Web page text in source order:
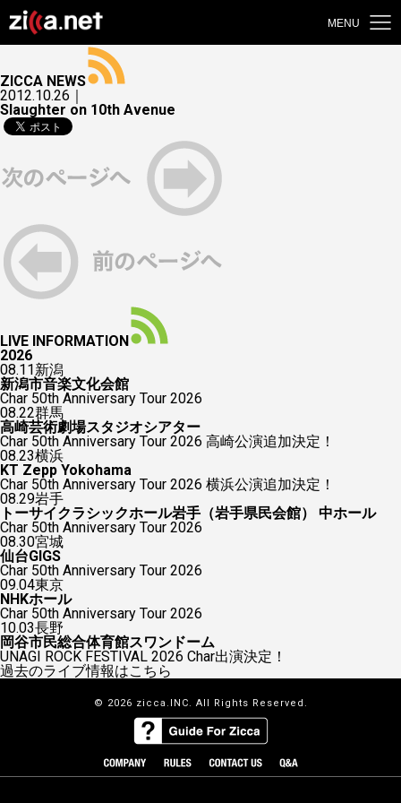
MENU
ZICCA NEWS
2012.10.26｜
Slaughter on 10th Avenue
LIVE INFORMATION
2026
08.11新潟
新潟市音楽文化会館
Char 50th Anniversary Tour 2026
08.22群馬
高崎芸術劇場スタジオシアター
Char 50th Anniversary Tour 2026 高崎公演追加決定！
08.23横浜
KT Zepp Yokohama
Char 50th Anniversary Tour 2026 横浜公演追加決定！
08.29岩手
トーサイクラシックホール岩手（岩手県民会館） 中ホール
Char 50th Anniversary Tour 2026
08.30宮城
仙台GIGS
Char 50th Anniversary Tour 2026
09.04東京
NHKホール
Char 50th Anniversary Tour 2026
10.03長野
岡谷市民総合体育館スワンドーム
UNAGI ROCK FESTIVAL 2026 Char出演決定！
過去のライブ情報はこちら
© 2026 zicca.INC. All Rights Reserved.